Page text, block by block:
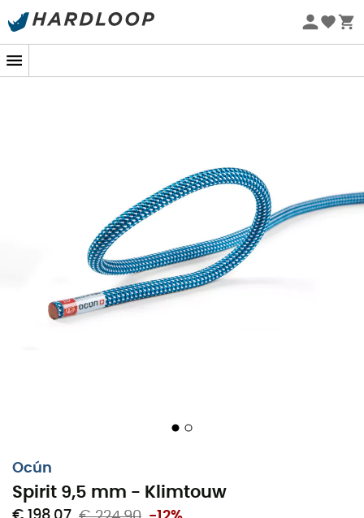
Zomeraanbiedingen 🔥 -5% EXTRA vanaf 2 producten* met
Ocún
Spirit 9,5 mm - Klimtouw